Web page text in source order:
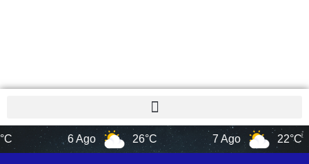
6 Ago 26°C 7 Ago 22°C